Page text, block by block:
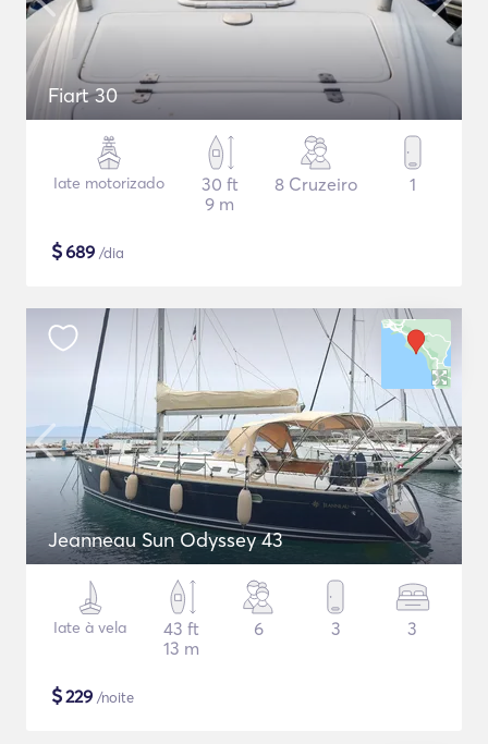
Fiart 30
Iate motorizado
30 ft
9 m
8 Cruzeiro 1
$689 /dia
Jeanneau Sun Odyssey 43
Iate à vela
43 ft
13 m
6 3 3
$229 /noite